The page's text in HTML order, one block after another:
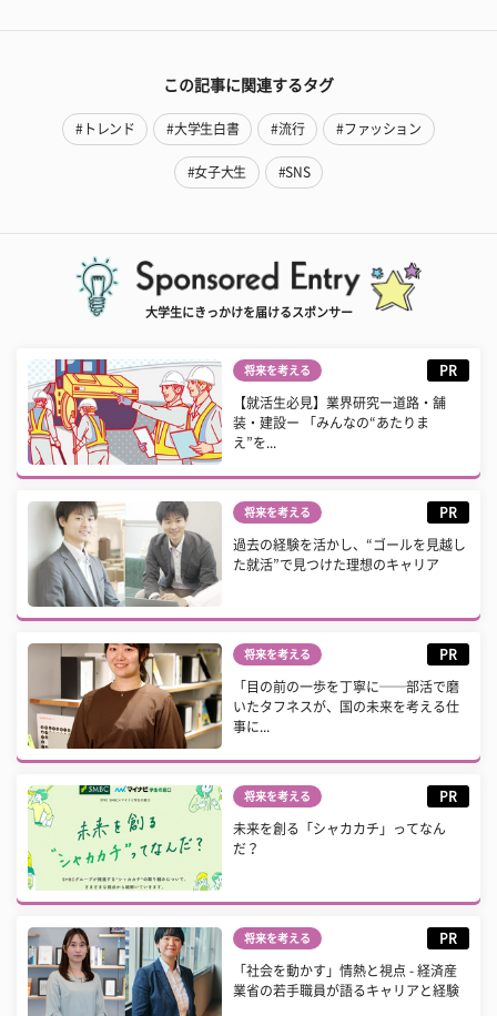
この記事に関連するタグ
#トレンド #大学生白書 #流行 #ファッション
#女子大生 #SNS
大学生にきっかけを届けるスポンサー
将来を考える PR
【就活生必見】業界研究ー道路・舗
装・建設ー 「みんなの“あたりま
え”を...
将来を考える PR
過去の経験を活かし、“ゴールを見越し
た就活”で見つけた理想のキャリア
将来を考える PR
「目の前の一歩を丁寧に──部活で磨
いたタフネスが、国の未来を考える仕
事に...
将来を考える PR
未来を創る「シャカカチ」ってなん
だ？
将来を考える PR
「社会を動かす」情熱と視点 - 経済産
業省の若手職員が語るキャリアと経験